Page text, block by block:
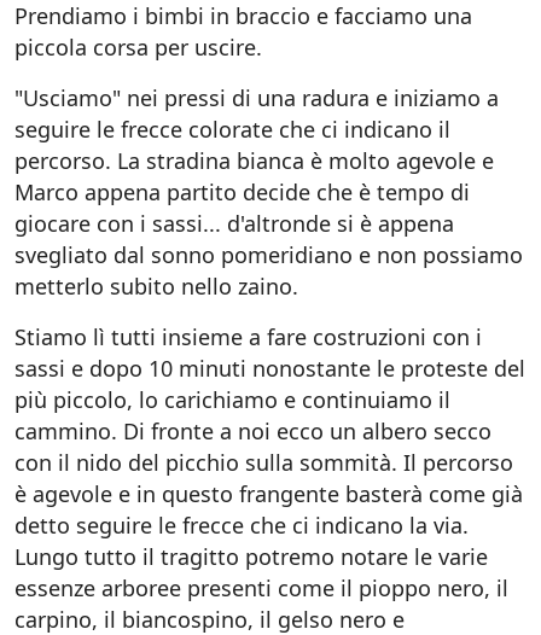
Prendiamo i bimbi in braccio e facciamo una
piccola corsa per uscire.
"Usciamo" nei pressi di una radura e iniziamo a
seguire le frecce colorate che ci indicano il
percorso. La stradina bianca è molto agevole e
Marco appena partito decide che è tempo di
giocare con i sassi... d'altronde si è appena
svegliato dal sonno pomeridiano e non possiamo
metterlo subito nello zaino.
Stiamo lì tutti insieme a fare costruzioni con i
sassi e dopo 10 minuti nonostante le proteste del
più piccolo, lo carichiamo e continuiamo il
cammino. Di fronte a noi ecco un albero secco
con il nido del picchio sulla sommità. Il percorso
è agevole e in questo frangente basterà come già
detto seguire le frecce che ci indicano la via.
Lungo tutto il tragitto potremo notare le varie
essenze arboree presenti come il pioppo nero, il
carpino, il biancospino, il gelso nero e